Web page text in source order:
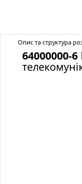
Опис та структура
64000000-6